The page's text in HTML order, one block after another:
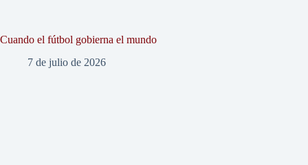
Cuando el fútbol gobierna el mundo
7 de julio de 2026